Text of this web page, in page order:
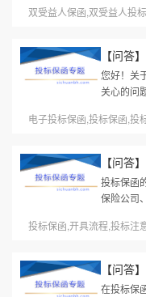
项目中。
双受益人保函,双受益人投
您好！关
关心的问
多种因素
电子投标保函,投标保函,投
投标保函
保险公司
择担保机
投标保函,开具流程,投标注
【问答
在投标保